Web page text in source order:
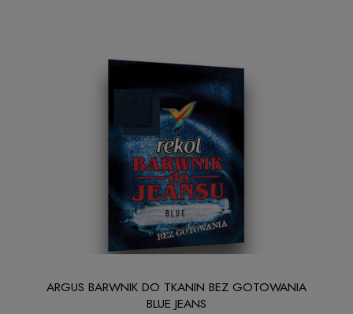
ARGUS BARWNIK DO TKANIN BEZ GOTOWANIA
BLUE JEANS